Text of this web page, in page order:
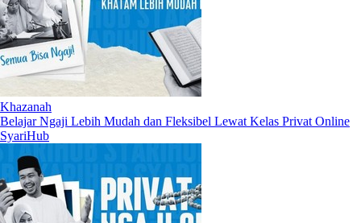
Khazanah
Belajar Ngaji Lebih Mudah dan Fleksibel Lewat Kelas Privat Online
SyariHub